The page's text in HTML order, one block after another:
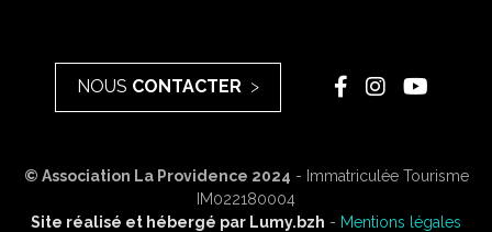
NOUS CONTACTER
© Association La Providence 2024 - Immatriculée Tourisme
IM022180004
Site réalisé et hébergé par Lumy.bzh - Mentions légales